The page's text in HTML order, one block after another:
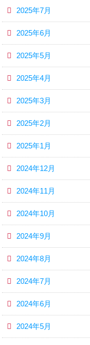
2025年7月
2025年6月
2025年5月
2025年4月
2025年3月
2025年2月
2025年1月
2024年12月
2024年11月
2024年10月
2024年9月
2024年8月
2024年7月
2024年6月
2024年5月